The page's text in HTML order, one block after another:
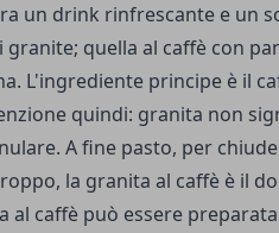
un drink rinfrescante e un
quella al caffè con
L'ingrediente principe è il
quindi: granita non
A fine pasto, per
la granita al caffè è il
al caffè può essere